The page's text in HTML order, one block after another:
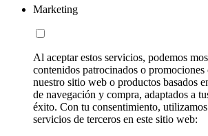
Marketing
Al aceptar estos servicios, podemos
contenidos patrocinados o promociones
nuestro sitio web o productos basados
de navegación y compra, adaptados a
éxito. Con tu consentimiento,
servicios de terceros en este sitio web: